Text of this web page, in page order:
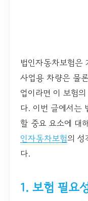
법인자동차보험은
사업용 차량은 물
업이라면 이 보험
다. 이번 글에서는
할 중요 요소에 대
인자동차보험의 성
다.
1. 보험 필요